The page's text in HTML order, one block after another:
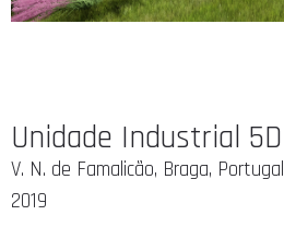
Unidade Industrial 5D
V. N. de Famalicão, Braga, Portugal
2019